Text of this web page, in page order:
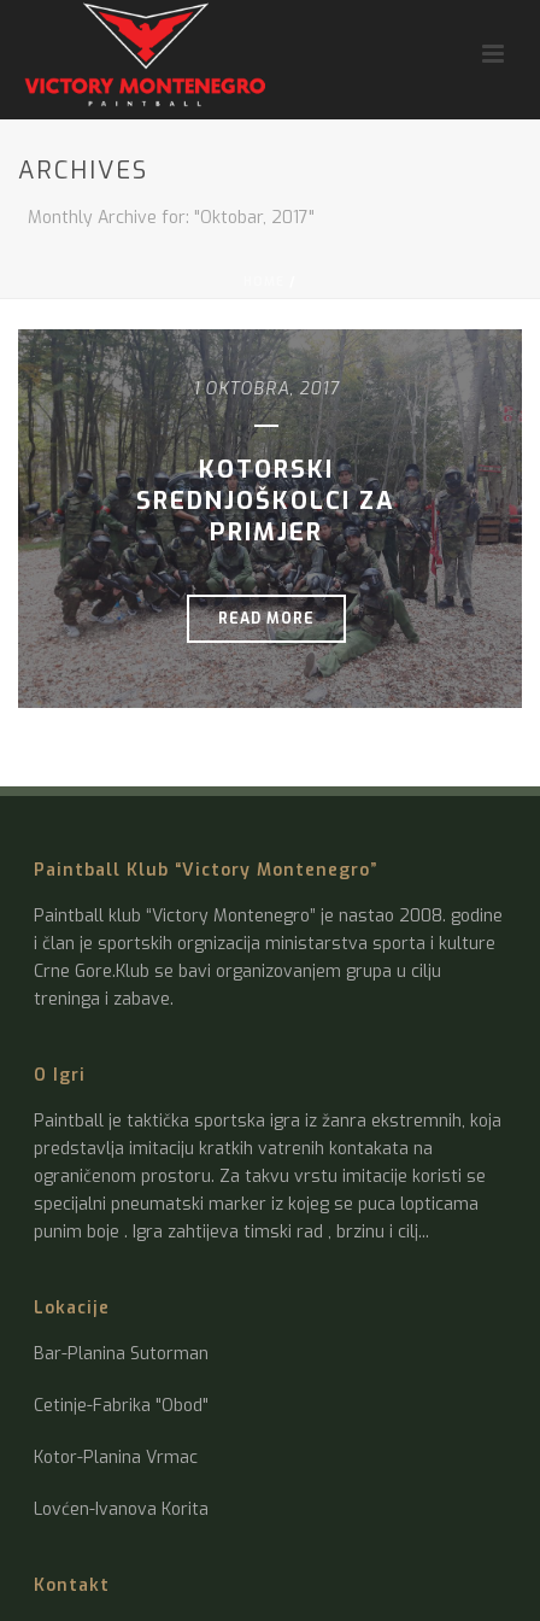
ARCHIVES
Monthly Archive for: "Oktobar, 2017"
1 OKTOBRA, 2017
KOTORSKI
SREDNJOŠKOLCI ZA
PRIMJER
READ MORE
Paintball Klub “Victory Montenegro”
Paintball klub “Victory Montenegro” je nastao 2008. godine
i član je sportskih orgnizacija ministarstva sporta i kulture
Crne Gore.Klub se bavi organizovanjem grupa u cilju
treninga i zabave.
O Igri
Paintball je taktička sportska igra iz žanra ekstremnih, koja
predstavlja imitaciju kratkih vatrenih kontakata na
ograničenom prostoru. Za takvu vrstu imitacije koristi se
specijalni pneumatski marker iz kojeg se puca lopticama
punim boje . Igra zahtijeva timski rad , brzinu i cilj...
Lokacije
Bar-Planina Sutorman
Cetinje-Fabrika "Obod"
Kotor-Planina Vrmac
Lovćen-Ivanova Korita
Kontakt